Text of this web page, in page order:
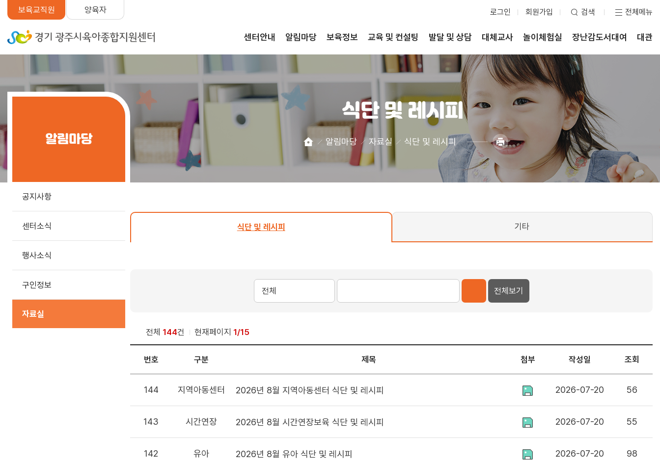
보육교직원 양육자 로그인 회원가입 검색 전체메뉴
센터안내 알림마당 보육정보 교육 및 컨설팅 발달 및 상담 대체교사 놀이체험실 장난감도서대여 대관
식단 및 레시피
알림마당 자료실 식단 및 레시피
알림마당
공지사항
센터소식
행사소식
구인정보
자료실
식단 및 레시피 기타
전체보기
전체 144건 현재페이지 1/15
번호 구분 제목 첨부 작성일 조회
144 지역아동센터 2026년 8월 지역아동센터 식단 및 레시피 2026-07-20 56
143 시간연장 2026년 8월 시간연장보육 식단 및 레시피 2026-07-20 55
142 유아 2026년 8월 유아 식단 및 레시피 2026-07-20 98